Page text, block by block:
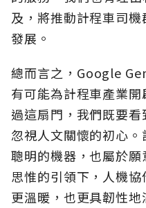
及，將推動計程車司
發展。
總而言之，Google
有可能為計程車產業
過這扇門，我們既要
忽視人文關懷的初心
聰明的機器，也屬於
思惟的引領下，人機
更溫暖，也更具韌性